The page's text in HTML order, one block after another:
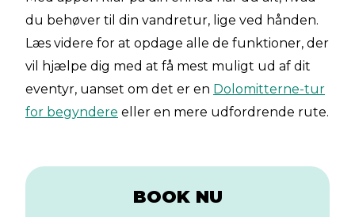
du behøver til din vandretur, lige ved hånden.
Læs videre for at opdage alle de funktioner, der
vil hjælpe dig med at få mest muligt ud af dit
eventyr, uanset om det er en Dolomitterne-tur
for begyndere eller en mere udfordrende rute.
BOOK NU